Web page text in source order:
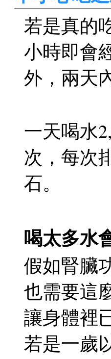
若是真的
小時即會
外，兩天
一天喝水
次，每次
石。
喝太多水
假如腎臟
也需要這
讓身體裡
若是一歲